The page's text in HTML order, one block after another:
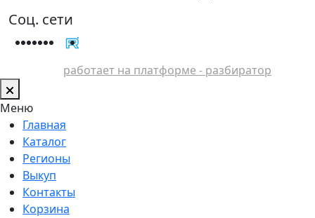
Соц. сети
работает на платформе - разбиратор
Меню
Главная
Каталог
Регионы
Выкуп
Контакты
Корзина